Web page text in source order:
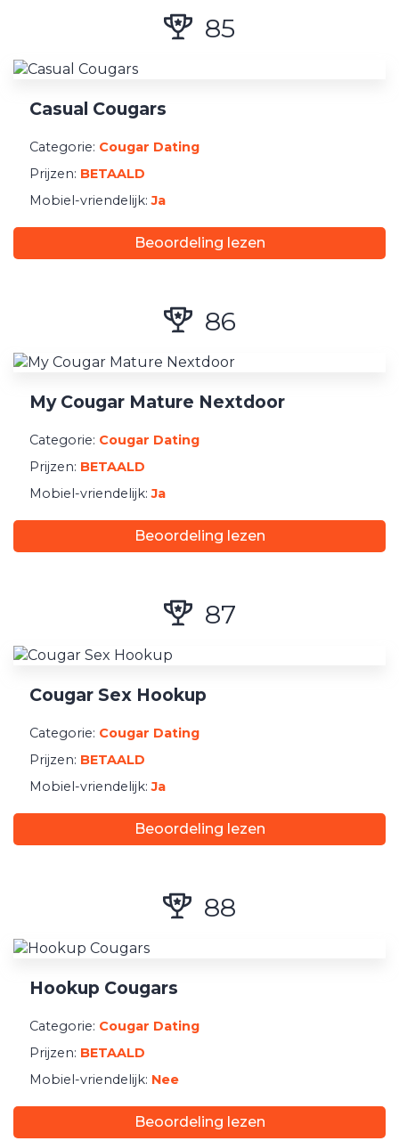
85
Casual Cougars
Categorie: Cougar Dating
Prijzen: BETAALD
Mobiel-vriendelijk:Ja
Beoordeling lezen
86
My Cougar Mature Nextdoor
Categorie: Cougar Dating
Prijzen: BETAALD
Mobiel-vriendelijk:Ja
Beoordeling lezen
87
Cougar Sex Hookup
Categorie: Cougar Dating
Prijzen: BETAALD
Mobiel-vriendelijk:Ja
Beoordeling lezen
88
Hookup Cougars
Categorie: Cougar Dating
Prijzen: BETAALD
Mobiel-vriendelijk: Nee
Beoordeling lezen